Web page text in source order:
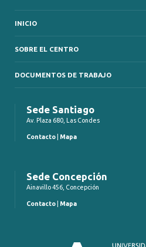
INICIO
SOBRE EL CENTRO
DOCUMENTOS DE TRABAJO
Sede Santiago
Av. Plaza 680, Las Condes
Contacto Mapa
Sede Concepción
Ainavillo 456, Concepción
Contacto Mapa